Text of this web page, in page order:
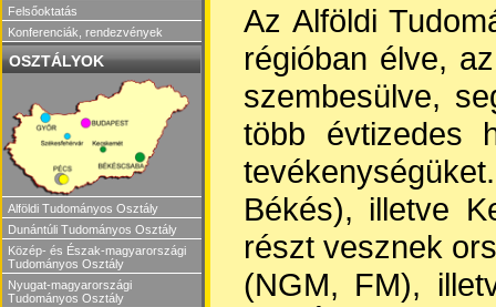
Felsőoktatás
Konferenciák, rendezvények
OSZTÁLYOK
Alföldi Tudományos Osztály
Dunántúli Tudományos Osztály
Közép- és Észak-magyarországi
Tudományos Osztály
Nyugat-magyarországi
Tudományos Osztály
Az Alföldi
régióban élve,
szembesülve,
több évtizedes
Békés), illetve
részt vesznek
(NGM, FM),